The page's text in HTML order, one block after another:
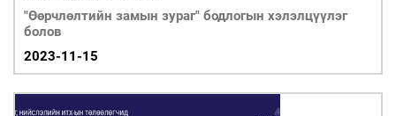
"Өөрчлөлтийн замын зураг" бодлогын хэлэлцүүлэг
болов
2023-11-15